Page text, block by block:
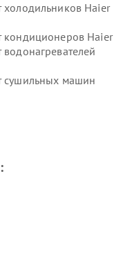
холодильников Haier
кондиционеров Haier
водонагревателей
сушильных машин
посудомоечных